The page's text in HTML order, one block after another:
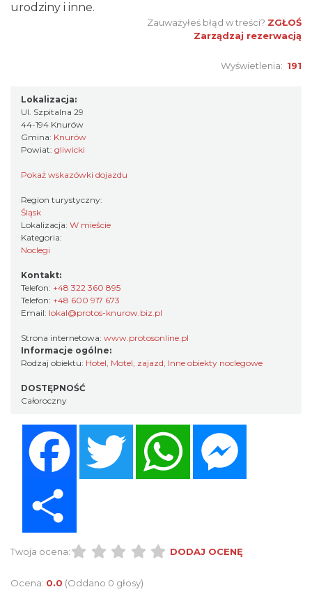
urodziny i inne.
Zauważyłeś błąd w treści? ZGŁOŚ
Zarządzaj rezerwacją
Wyświetlenia: 191
Lokalizacja:
Ul. Szpitalna 29
44-194 Knurów
Gmina: Knurów
Powiat: gliwicki
Pokaż wskazówki dojazdu
Region turystyczny:
Śląsk
Lokalizacja: W mieście
Kategoria:
Noclegi
Kontakt:
Telefon: +48 322 360 895
Telefon: +48 600 917 673
Email: lokal@protos-knurow.biz.pl
Strona internetowa: www.protosonline.pl
Informacje ogólne:
Rodzaj obiektu: Hotel, Motel, zajazd, Inne obiekty noclegowe
DOSTĘPNOŚĆ
Całoroczny
Twitter WhatsApp
Twoja ocena: DODAJ OCENĘ
Ocena: 0.0 (Oddano 0 głosy)